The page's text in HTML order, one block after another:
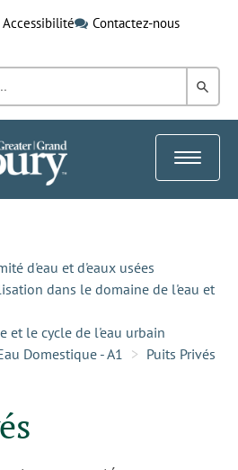
Accessibilité
Contactez-nous
dans
Toggle
d'eau et d'eaux usées
dans le domaine de l'eau et
et le cycle de l'eau urbain
Domestique - A1 Puits Privés